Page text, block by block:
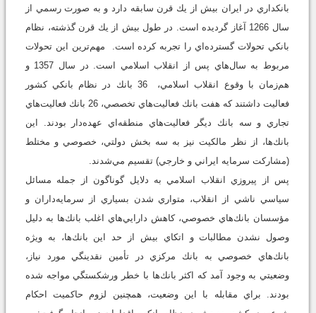
بانكداري در ايران بيش از يك قرن سابقه دارد و به صورت رسمي از
سال 1266 آغاز گرديده است. در طول بيش از يك قرن گذشته، نظام
بانكي تحولات گسترده‌اي را تجربه كرده است. مهم‌ترين اين تحولات
مربوط به سال‌هاي پس از انقلاب اسلامي است. در سال 1357 و
هم‌زمان با وقوع انقلاب اسلامي، 36 بانك در نظام بانكي كشور
فعاليت داشتند كه هفت بانك فعاليت‌هاي تخصصي، 26 بانك فعاليت‌هاي
تجاري و سه بانك ديگر فعاليت‌هاي منطقه‌اي عهده‌دار بودند. اين
بانك‌ها، از نظر مالكيت نيز به سه بخش دولتي، خصوصي و مختلط
(مشاركت سرمايه ايراني و خارجي) تقسيم مي‌شدند.
پس از پيروزي انقلاب اسلامي به دلايل گوناگون از جمله مسائل
سياسي ناشي از انقلاب، متواري شدن بسياري از سرمايه‌داران و
مؤسسان بانك‌هاي خصوصي، كاهش دارايي‌هاي اغلب بانك‌ها به دليل
وصول نشدن مطالبات و اتكاي بيش از حد اين بانك‌ها، به ويژه
بانك‌هاي خصوصي به بانك مركزي در تأمين نقدينگي مورد نياز،
وضعيتي به وجود آمد كه اكثر بانك‌ها با خطر ورشكستگي مواجه شده
بودند. براي مقابله با اين وضعيت، همچنين لزوم حاكميت احكام